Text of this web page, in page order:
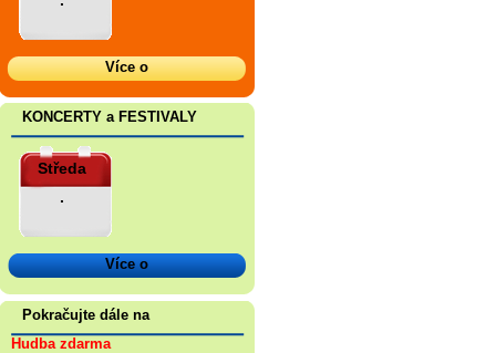
Více o
KONCERTY a FESTIVALY
Středa
.
Více o
Pokračujte dále na
Hudba zdarma